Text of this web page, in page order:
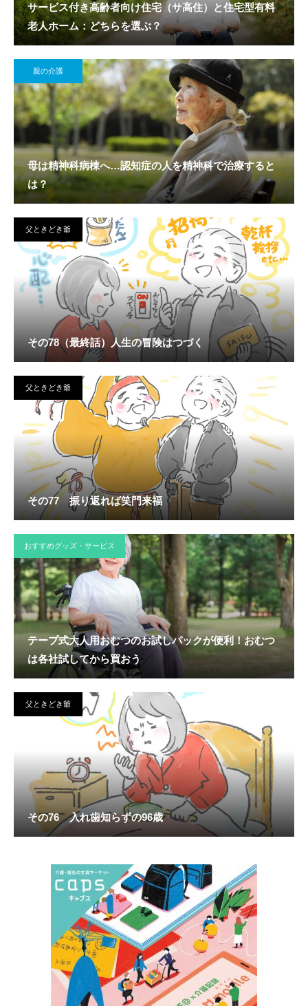
サービス付き高齢者向け住宅（サ高住）と住宅型有料
老人ホーム：どちらを選ぶ？
親の介護
母は精神科病棟へ…認知症の人を精神科で治療すると
は？
父ときどき爺
その78（最終話）人生の冒険はつづく
父ときどき爺
その77 振り返れば笑門来福
おすすめグッズ・サービス
テープ式大人用おむつのお試しパックが便利！おむつ
は各社試してから買おう
父ときどき爺
その76 入れ歯知らずの96歳